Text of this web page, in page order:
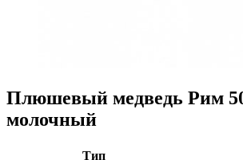
Плюшевый медведь Рим
молочный
Тип